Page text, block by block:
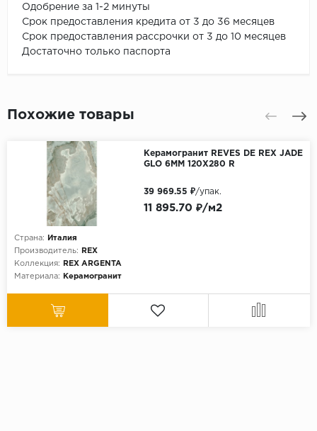
Одобрение за 1-2 минуты
Срок предоставления кредита от 3 до 36 месяцев
Срок предоставления рассрочки от 3 до 10 месяцев
Достаточно только паспорта
Похожие товары
Керамогранит REVES DE REX JADE
GLO 6MM 120X280 R
Страна:
Италия
Производитель:
REX
Коллекция:
REX ARGENTA
Материала:
Керамогранит
11 895.70 ₽/м2
39 969.55 ₽/упак.